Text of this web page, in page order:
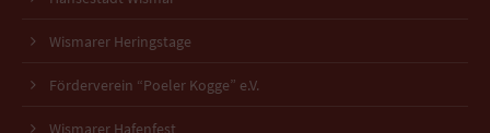
Wismarer Heringstage
Förderverein “Poeler Kogge” e.V.
Wismarer Hafenfest